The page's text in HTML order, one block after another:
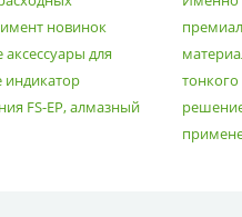
новинок
для
индикатор
FS-EP, алмазный